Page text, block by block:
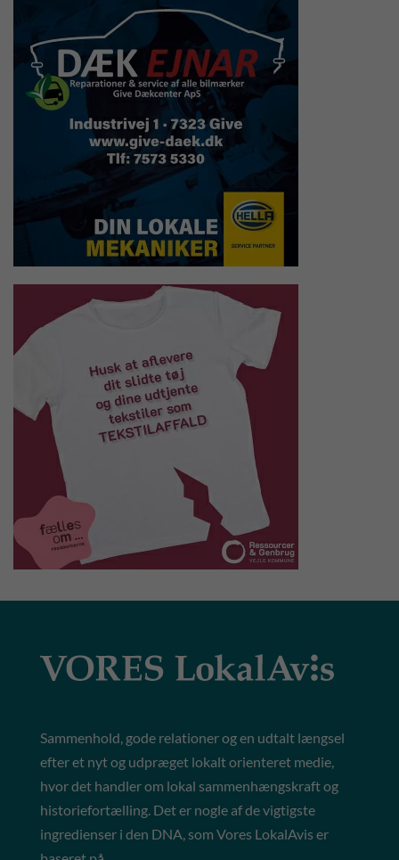
Sammenhold, gode relationer og en udtalt længsel
efter et nyt og udpræget lokalt orienteret medie,
hvor det handler om lokal sammenhængskraft og
historiefortælling. Det er nogle af de vigtigste
ingredienser i den DNA, som Vores LokalAvis er